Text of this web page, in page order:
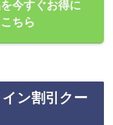
今すぐお得に
ちら
ン割引クー